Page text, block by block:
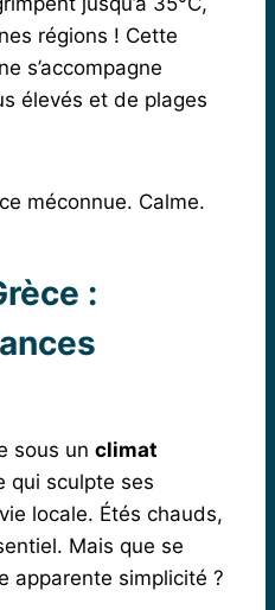
régions ! Cette
s’accompagne
élevés et de plages
méconnue. Calme.
:
sous un climat
qui sculpte ses
locale. Étés chauds,
Mais que se
apparente simplicité ?